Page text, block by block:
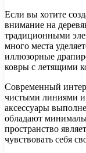
Если вы хотите
внимание на
традиционными
много места
иллюзорные
ковры с летящими
Современный
чистыми линиями и
аксессуары
обладают
пространство
чувствовать себя